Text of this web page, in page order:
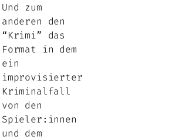
Und zum
anderen den
“Krimi” das
Format in dem
ein
improvisierter
Kriminalfall
von den
Spieler:innen
und dem